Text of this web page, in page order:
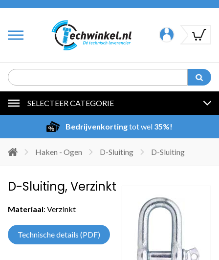
SELECTEER CATEGORIE
Bedrijvenkortingtot wel 35%!
Haken - Ogen D-Sluiting D-Sluiting
D-Sluiting, Verzinkt
Materiaal: Verzinkt
Technische details (PDF)